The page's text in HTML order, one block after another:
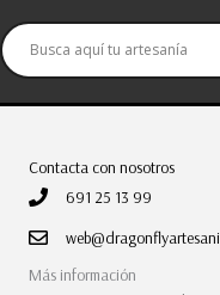
Contacta con nosotros
691 25 13 99
Más información